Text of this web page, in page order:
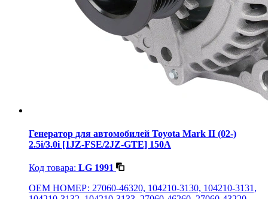
Генератор для автомобилей Toyota Mark II (02-)
2.5i/3.0i [1JZ-FSE/2JZ-GTE] 150А
Код товара: LG 1991
OEM НОМЕР: 27060-46320, 104210-3130, 104210-3131,